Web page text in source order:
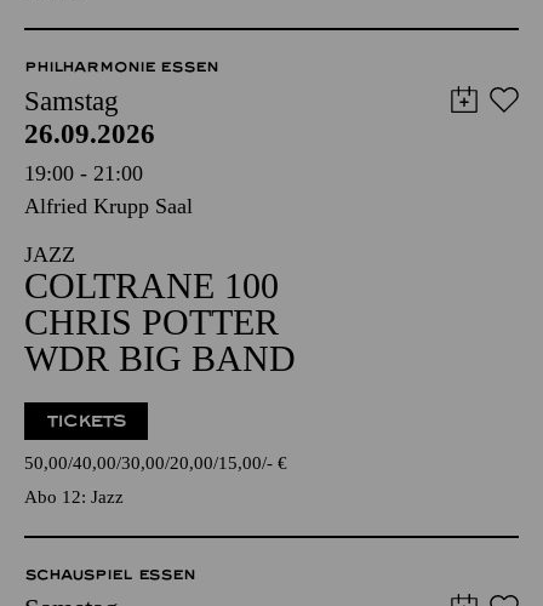
PHILHARMONIE ESSEN
Samstag
26.09.2026
19:00 - 21:00
Alfried Krupp Saal
JAZZ
COLTRANE 100
CHRIS POTTER
WDR BIG BAND
TICKETS
50,00 40,00 30,00 20,00 15,00 - €
Abo 12: Jazz
SCHAUSPIEL ESSEN